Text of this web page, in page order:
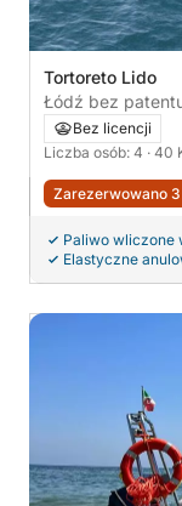
Tortoreto Lido
Bez licencji
Liczba osób: 4 · 40
Zarezerwowano
Paliwo wliczone
Elastyczne